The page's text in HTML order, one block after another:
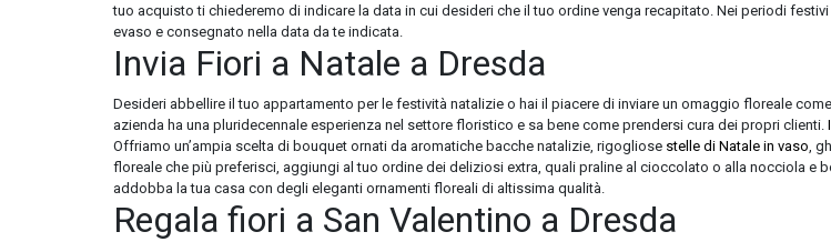
tuo acquisto ti chiederemo di indicare la data in cui desideri che il tuo ordine venga recapitato. Nei periodi
evaso e consegnato nella data da te indicata.
Invia Fiori a Natale a Dresda
Desideri abbellire il tuo appartamento per le festività natalizie o hai il piacere di inviare un omaggio floreale
azienda ha una pluridecennale esperienza nel settore floristico e sa bene come prendersi cura dei propri clienti.
Offriamo un’ampia scelta di bouquet ornati da aromatiche bacche natalizie, rigogliose stelle di Natale in vaso,
floreale che più preferisci, aggiungi al tuo ordine dei deliziosi extra, quali praline al cioccolato o alla nocciola
addobba la tua casa con degli eleganti ornamenti floreali di altissima qualità.
Regala fiori a San Valentino a Dresda